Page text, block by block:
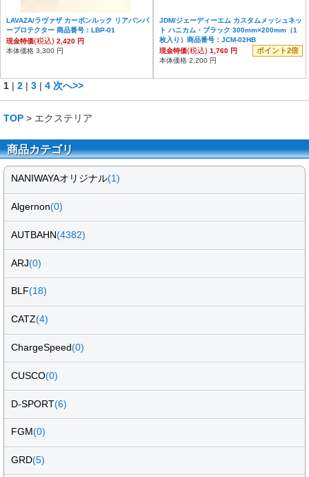
LAVAZA/ラヴァザ カーボンルック リアバンパ
ープロテクター 商品番号：LBP-01
現金特価(税込) 2,420 円
本体価格 3,300 円
JDM/ジェーディーエム カスタムメッシュネッ
ト ハニカム・ブラック 300mm×200mm（1
枚入り）商品番号：JCM-02HB
現金特価(税込) 1,760 円 ポイント2倍
本体価格 2,200 円
1 | 2 | 3 | 4 次へ>>
TOP > エクステリア
商品カテゴリ
NANIWAYAオリジナル(1)
Algernon(0)
AUTBAHN(4382)
ARJ(0)
BLF(18)
CATZ(4)
ChargeSpeed(0)
CUSCO(0)
D-SPORT(6)
FGM(0)
GRD(5)